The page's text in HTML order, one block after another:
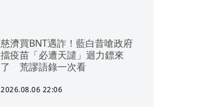
慈濟買BNT遇詐！藍白昔嗆政府
擋疫苗「必遭天譴」迴力鏢來
了 荒謬語錄一次看
2026.08.06 22:06